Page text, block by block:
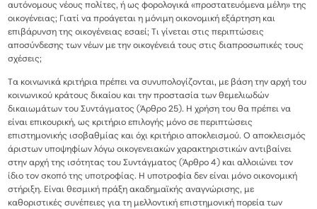
αυτόνομους νέους πολίτες, ή ως φορολογικά «προστατευόμενα μέλη» της
οικογένειας; Γιατί να προάγεται η μόνιμη οικονομική εξάρτηση και
επιβάρυνση της οικογένειας εσαεί; Τι γίνεται στις περιπτώσεις
αποσύνδεσης των νέων με την οικογένειά τους στις διαπροσωπικές τους
σχέσεις;
Τα κοινωνικά κριτήρια πρέπει να συνυπολογίζονται, με βάση την αρχή του
κοινωνικού κράτους δικαίου και την προστασία των θεμελιωδών
δικαιωμάτων του Συντάγματος (Άρθρο 25). Η χρήση του θα πρέπει να
είναι επικουρική, ως κριτήριο επιλογής μόνο σε περιπτώσεις
επιστημονικής ισοβαθμίας και όχι κριτήριο αποκλεισμού. Ο αποκλεισμός
άριστων υποψηφίων λόγω οικογενειακών χαρακτηριστικών αντιβαίνει
στην αρχή της ισότητας του Συντάγματος (Άρθρο 4) και αλλοιώνει τον
ίδιο τον σκοπό της υποτροφίας. Η υποτροφία δεν είναι μόνο οικονομική
στήριξη. Είναι θεσμική πράξη ακαδημαϊκής αναγνώρισης, με
καθοριστικές συνέπειες για τη μελλοντική επιστημονική πορεία των